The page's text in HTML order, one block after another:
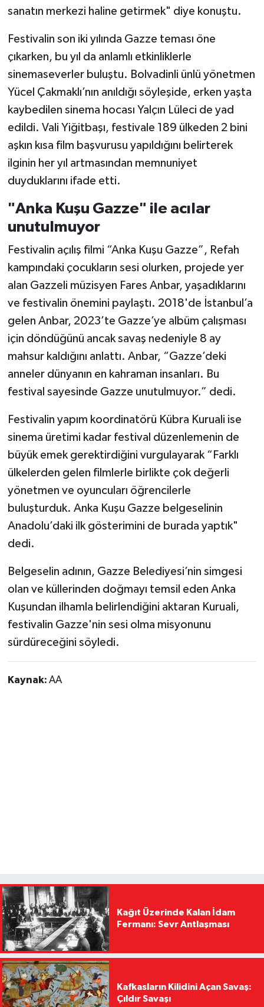
sanatın merkezi haline getirmek" diye konuştu.
Festivalin son iki yılında Gazze teması öne
çıkarken, bu yıl da anlamlı etkinliklerle
sinemaseverler buluştu. Bolvadinli ünlü yönetmen
Yücel Çakmaklı’nın anıldığı söyleşide, erken yaşta
kaybedilen sinema hocası Yalçın Lüleci de yad
edildi. Vali Yiğitbaşı, festivale 189 ülkeden 2 bini
aşkın kısa film başvurusu yapıldığını belirterek
ilginin her yıl artmasından memnuniyet
duyduklarını ifade etti.
"Anka Kuşu Gazze" ile acılar
unutulmuyor
Festivalin açılış filmi “Anka Kuşu Gazze”, Refah
kampındaki çocukların sesi olurken, projede yer
alan Gazzeli müzisyen Fares Anbar, yaşadıklarını
ve festivalin önemini paylaştı. 2018'de İstanbul’a
gelen Anbar, 2023’te Gazze’ye albüm çalışması
için döndüğünü ancak savaş nedeniyle 8 ay
mahsur kaldığını anlattı. Anbar, “Gazze’deki
anneler dünyanın en kahraman insanları. Bu
festival sayesinde Gazze unutulmuyor.” dedi.
Festivalin yapım koordinatörü Kübra Kuruali ise
sinema üretimi kadar festival düzenlemenin de
büyük emek gerektirdiğini vurgulayarak “Farklı
ülkelerden gelen filmlerle birlikte çok değerli
yönetmen ve oyuncuları öğrencilerle
buluşturduk. Anka Kuşu Gazze belgeselinin
Anadolu’daki ilk gösterimini de burada yaptık"
dedi.
Belgeselin adının, Gazze Belediyesi’nin simgesi
olan ve küllerinden doğmayı temsil eden Anka
Kuşundan ilhamla belirlendiğini aktaran Kuruali,
festivalin Gazze'nin sesi olma misyonunu
sürdüreceğini söyledi.
Kaynak: AA
Kağıt Üzerinde Kalan İdam
Fermanı: Sevr Antlaşması
Kafkasların Kilidini Açan Savaş:
Çıldır Savaşı